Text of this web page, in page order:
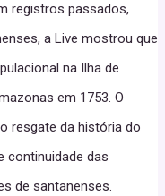
registros passados,
a Live mostrou que
na Ilha de
em 1753. O
resgate da história do
continuidade das
de santanenses.